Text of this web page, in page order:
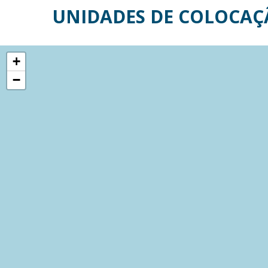
UNIDADES DE
+
−